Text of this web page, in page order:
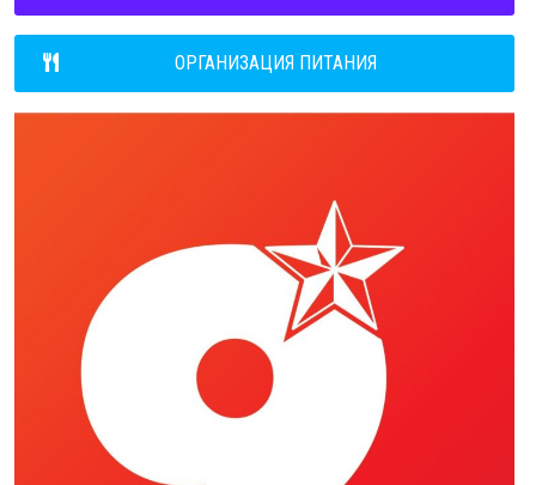
ОРГАНИЗАЦИЯ ПИТАНИЯ